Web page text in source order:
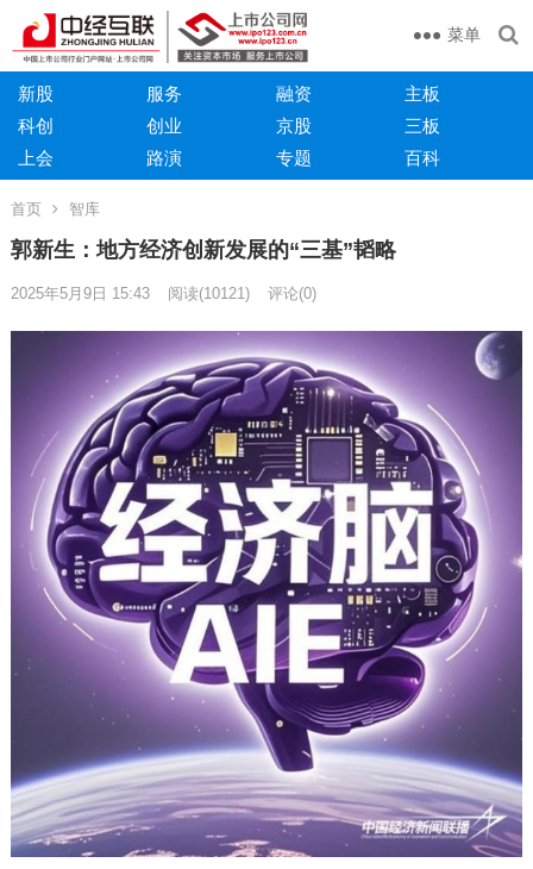
菜单
新股 服务 融资
主板
科创
创业 京股
三板
上会
路演 专题 百科
首页 智库
郭新生：地方经济创新发展的“三基”韬略
2025年5月9日 15:43 阅读(10121) 评论(0)